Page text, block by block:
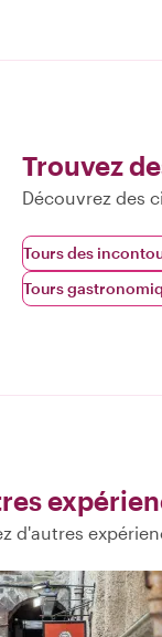
Trouvez
Découvrez des
Tours des
Tours
d'autres